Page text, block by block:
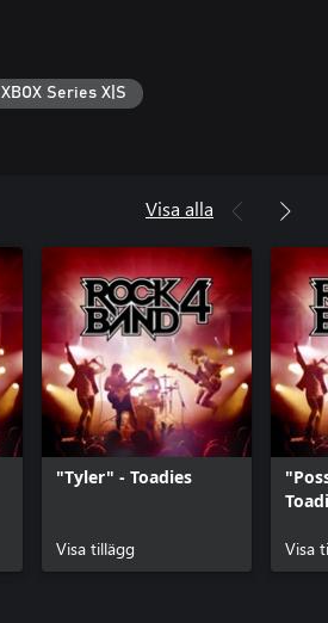
XBOX Series X|S
Visa alla
"Tyler" - Toadies
Visa tillägg Visa